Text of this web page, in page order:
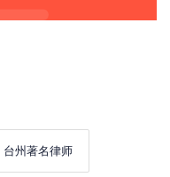
台州著名律师